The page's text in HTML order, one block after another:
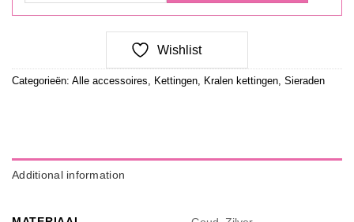
Wishlist
Categorieën: Alle accessoires, Kettingen, Kralen kettingen, Sieraden
Additional information